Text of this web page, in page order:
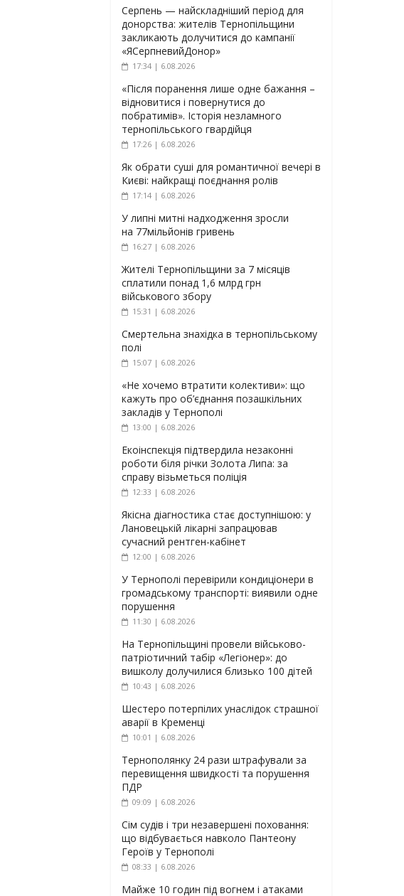
Серпень — найскладніший період для
донорства: жителів Тернопільщини
закликають долучитися до кампанії
«ЯСерпневийДонор»
17:34 | 6.08.2026
«Після поранення лише одне бажання –
відновитися і повернутися до
побратимів». Історія незламного
тернопільського гвардійця
17:26 | 6.08.2026
Як обрати суші для романтичної вечері в
Києві: найкращі поєднання ролів
17:14 | 6.08.2026
У липні митні надходження зросли
на 77мільйонів гривень
16:27 | 6.08.2026
Жителі Тернопільщини за 7 місяців
сплатили понад 1,6 млрд грн
військового збору
15:31 | 6.08.2026
Смертельна знахідка в тернопільському
полі
15:07 | 6.08.2026
«Не хочемо втратити колективи»: що
кажуть про об’єднання позашкільних
закладів у Тернополі
13:00 | 6.08.2026
Екоінспекція підтвердила незаконні
роботи біля річки Золота Липа: за
справу візьметься поліція
12:33 | 6.08.2026
Якісна діагностика стає доступнішою: у
Лановецькій лікарні запрацював
сучасний рентген-кабінет
12:00 | 6.08.2026
У Тернополі перевірили кондиціонери в
громадському транспорті: виявили одне
порушення
11:30 | 6.08.2026
На Тернопільщині провели військово-
патріотичний табір «Легіонер»: до
вишколу долучилися близько 100 дітей
10:43 | 6.08.2026
Шестеро потерпілих унаслідок страшної
аварії в Кременці
10:01 | 6.08.2026
Тернополянку 24 рази штрафували за
перевищення швидкості та порушення
ПДР
09:09 | 6.08.2026
Сім судів і три незавершені поховання:
що відбувається навколо Пантеону
Героїв у Тернополі
08:33 | 6.08.2026
Майже 10 годин під вогнем і атаками